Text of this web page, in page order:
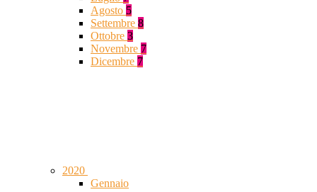
Agosto 5
Settembre 8
Ottobre 3
Novembre 7
Dicembre 7
2020
Gennaio